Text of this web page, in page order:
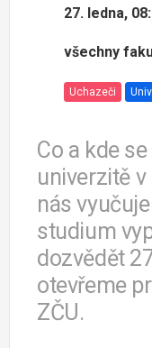
27. ledna,
všechny
Uchazeči
Co a kde
univerzitě
nás
studium
dozvědět
otevřeme
ZČU.